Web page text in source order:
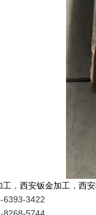
工 ，西安钣金加工 ，西
6393-3422